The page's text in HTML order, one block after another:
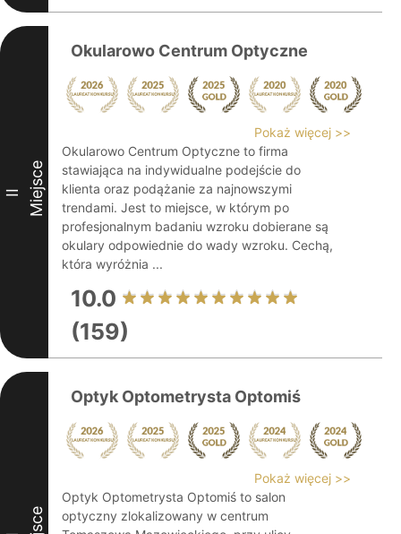
II Miejsce
Okularowo Centrum Optyczne
Pokaż więcej >>
Okularowo Centrum Optyczne to firma
stawiająca na indywidualne podejście do
klienta oraz podążanie za najnowszymi
trendami. Jest to miejsce, w którym po
profesjonalnym badaniu wzroku dobierane są
okulary odpowiednie do wady wzroku. Cechą,
która wyróżnia ...
10.0
(159)
Optyk Optometrysta Optomiś
Pokaż więcej >>
Optyk Optometrysta Optomiś to salon
optyczny zlokalizowany w centrum